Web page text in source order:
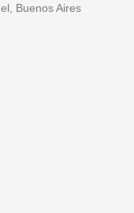
Buenos Aires